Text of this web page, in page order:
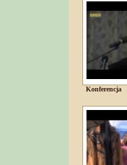
Konferencja